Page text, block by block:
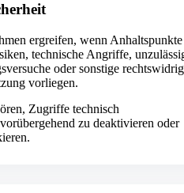
ergreifen, wenn Anhaltspunkte
technische Angriffe,
oder sonstige
vorliegen.
Zugriffe technisch
zu deaktivieren oder